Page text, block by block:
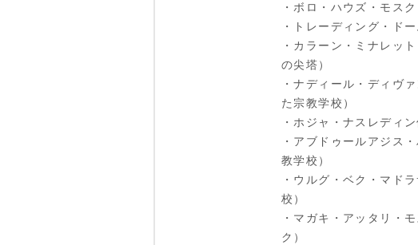
・ボロ・ハウズ・モス
・トレーディング・ド
・カラーン・ミナレッ
の尖塔）
・ナディール・ディヴ
た宗教学校）
・ホジャ・ナスレディン
・アブドゥールアジス
教学校）
・ウルグ・ベク・マド
校）
・マガキ・アッタリ・
ク）